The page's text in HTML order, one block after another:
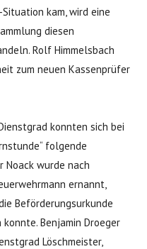
kam, wird eine
diesen
Rolf Himmelsbach
zum neuen Kassenprüfer
konnten sich bei
folgende
Noack wurde nach
ernannt,
Beförderungsurkunde
Benjamin Droeger
Löschmeister,